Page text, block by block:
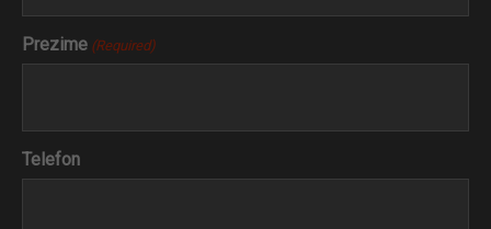
Prezime (Required)
Telefon